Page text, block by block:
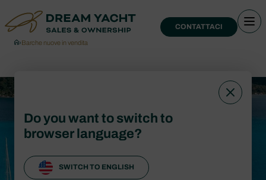
CONTATTACI
›Barche nuove in vendita
Barche nuove in
vendita
CONTATTACI
Do you want to switch to
browser language?
SWITCH TO ENGLISH